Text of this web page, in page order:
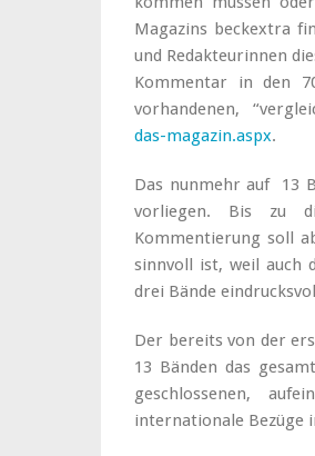
Magazins beckextra
und Redakteurinnen
Kommentar in den
vorhandenen,
das-magazin.aspx.
Das nunmehr auf 13
vorliegen. Bis zu
Kommentierung soll
sinnvoll ist, weil auch
drei Bände
Der bereits von der
13 Bänden das
geschlossenen,
internationale Bezüge